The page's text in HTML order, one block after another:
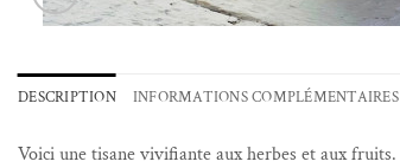
DESCRIPTION INFORMATIONS COMPLÉMENTAIRES
Voici une tisane vivifiante aux herbes et aux